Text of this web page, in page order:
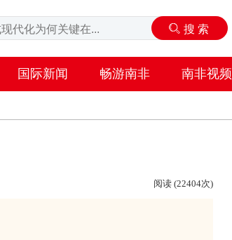
国际新闻 畅游南非 南非视频
阅读 (22404次)